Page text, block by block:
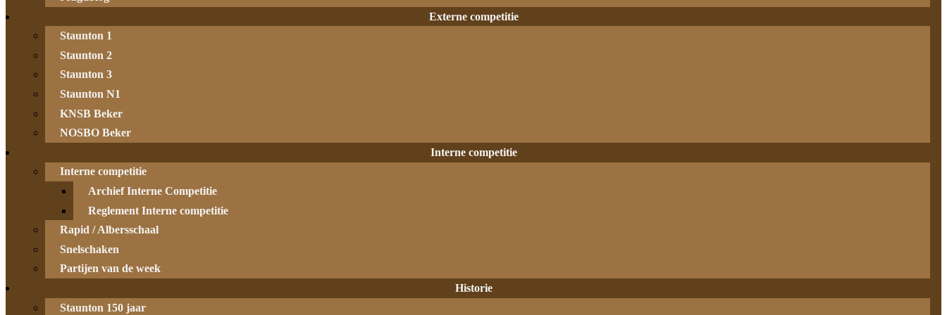
Externe competitie
Staunton 1
Staunton 2
Staunton 3
Staunton N1
KNSB Beker
NOSBO Beker
Interne competitie
Interne competitie
Archief Interne Competitie
Reglement Interne competitie
Rapid / Albersschaal
Snelschaken
Partijen van de week
Historie
Staunton 150 jaar